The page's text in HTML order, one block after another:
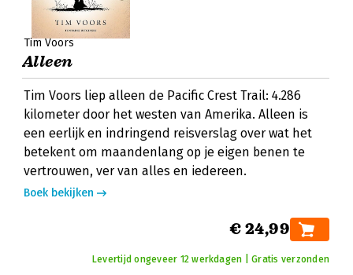
Tim Voors
Alleen
Tim Voors liep alleen de Pacific Crest Trail: 4.286
kilometer door het westen van Amerika. Alleen is
een eerlijk en indringend reisverslag over wat het
betekent om maandenlang op je eigen benen te
vertrouwen, ver van alles en iedereen.
Boek bekijken
€ 24,99
Levertijd ongeveer 12 werkdagen | Gratis verzonden